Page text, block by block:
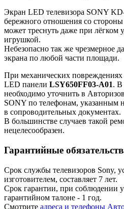
Экран LED телевизора SONY
бережного отношения со стороны
может треснуть даже при лёгком
игрушкой.
Небезопасно так же чрезмерное
экрана по любой части площади.
При механических повреждениях
LED панели LSY650FF03-A01. В
необходимо уточнить в
SONY по телефонам, указанным
в сопроводительных документах.
В большинстве случаев такой
нецелесообразен.
Гарантийные
Срок службы телевизоров Sony,
изготовителем, составляет 7 лет.
Срок гарантии, при соблюдении
гарантийном талоне - 1 год.
Смотрите адреса и телефоны